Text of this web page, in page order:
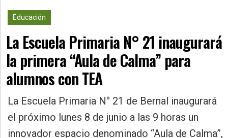
»
Policiales
»
Política
Provincia
»
Educación
La Escuela Primaria N° 21 inaugurará
la primera “Aula de Calma” para
alumnos con TEA
La Escuela Primaria N° 21 de Bernal inaugurará
el próximo lunes 8 de junio a las 9 horas un
innovador espacio denominado “Aula de Calma”,